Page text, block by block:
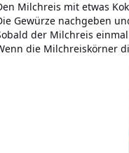
Milchreis mit etwas
Gewürze nachgeben
der Milchreis
die Milchreiskörner